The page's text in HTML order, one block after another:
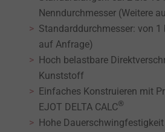
Nenndurchmesser (Weitere
Standarddurchmesser: von 1
auf Anfrage)
Hoch belastbare
Kunststoff
Einfaches Konstruieren mit
EJOT DELTA CALC®
Hohe Dauerschwingfestigkeit